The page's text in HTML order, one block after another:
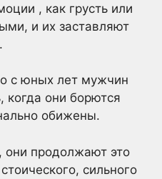
, как грусть или
и их заставляют
с юных лет мужчин
когда они борются
обижены.
продолжают это
сильного